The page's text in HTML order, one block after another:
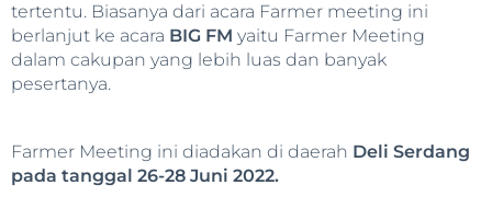
tertentu. Biasanya dari acara Farmer meeting ini
berlanjut ke acara BIG FM yaitu Farmer Meeting
dalam cakupan yang lebih luas dan banyak
pesertanya.
Farmer Meeting ini diadakan di daerah Deli Serdang
pada tanggal 26-28 Juni 2022.